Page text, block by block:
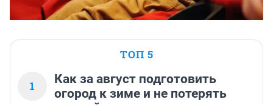
ТОП 5
1
Как за август подготовить
огород к зиме и не потерять